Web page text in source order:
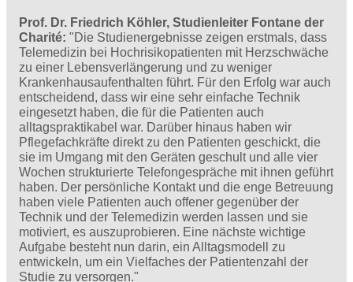
Prof. Dr. Friedrich Köhler, Studienleiter Fontane der
Charité: "Die Studienergebnisse zeigen erstmals, dass
Telemedizin bei Hochrisikopatienten mit Herzschwäche
zu einer Lebensverlängerung und zu weniger
Krankenhausaufenthalten führt. Für den Erfolg war auch
entscheidend, dass wir eine sehr einfache Technik
eingesetzt haben, die für die Patienten auch
alltagspraktikabel war. Darüber hinaus haben wir
Pflegefachkräfte direkt zu den Patienten geschickt, die
sie im Umgang mit den Geräten geschult und alle vier
Wochen strukturierte Telefongespräche mit ihnen geführt
haben. Der persönliche Kontakt und die enge Betreuung
haben viele Patienten auch offener gegenüber der
Technik und der Telemedizin werden lassen und sie
motiviert, es auszuprobieren. Eine nächste wichtige
Aufgabe besteht nun darin, ein Alltagsmodell zu
entwickeln, um ein Vielfaches der Patientenzahl der
Studie zu versorgen."